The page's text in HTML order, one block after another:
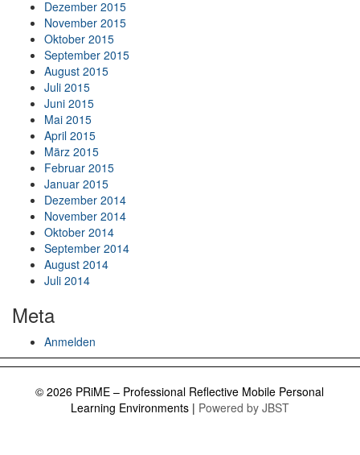
Dezember 2015
November 2015
Oktober 2015
September 2015
August 2015
Juli 2015
Juni 2015
Mai 2015
April 2015
März 2015
Februar 2015
Januar 2015
Dezember 2014
November 2014
Oktober 2014
September 2014
August 2014
Juli 2014
Meta
Anmelden
© 2026 PRiME – Professional Reflective Mobile Personal
Learning Environments | Powered by JBST